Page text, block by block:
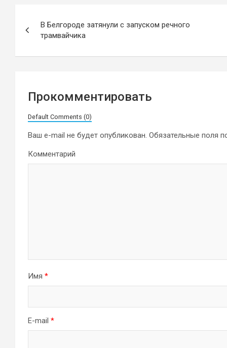
по
записям
В Белгороде затянули с запуском речного
трамвайчика
Прокомментировать
Default Comments (0)
Ваш e-mail не будет опубликован. Обязательные поля
Комментарий
Имя *
E-mail *